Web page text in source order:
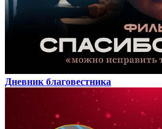
Дневник благовестника